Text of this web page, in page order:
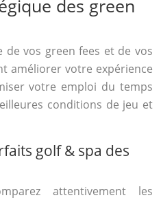
des green
de vos green fees et de vos
améliorer votre expérience
votre emploi du temps
conditions de jeu et
golf & spa des
attentivement les